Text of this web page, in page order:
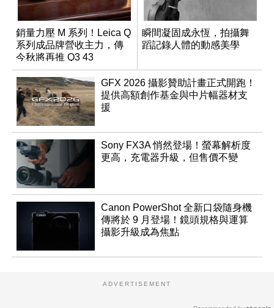
銷量力壓 M 系列！Leica Q
系列成品牌營收主力，傳
今秋將再推 Q3 43
Monochrom
瞬間凝固成永恆，拍攝舞
蹈記錄人體的動感美學
GFX 2026 攝影贊助計畫正式開跑！
提供高額創作基金與中片幅器材支
援
Sony FX3A 悄然登場！螢幕解析度
更高，充電器升級，但售價不變
Canon PowerShot 全新口袋隨身機
傳將於 9 月登場！鏡頭規格與運算
攝影升級成為焦點
ADVERTISEMENT